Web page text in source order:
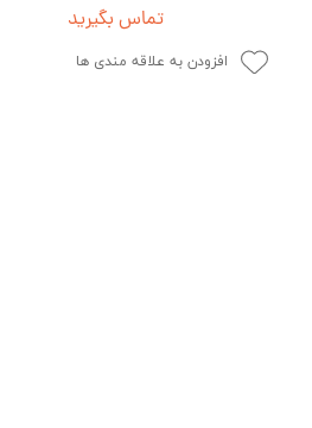
تماس بگیرید
افزودن به علاقه مندی ها